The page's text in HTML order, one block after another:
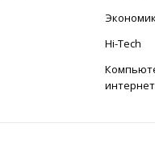
Hi-Tech
интернет